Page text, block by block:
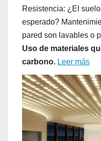
Resistencia: ¿El
esperado?
pared son lavables o
Uso de materiales
carbono. Leer más